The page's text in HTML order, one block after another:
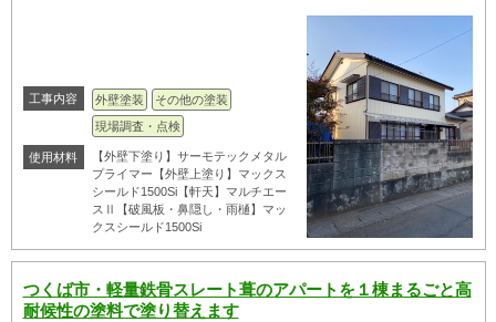
工事内容 外壁塗装
その他の塗装
現場調査・点検
使用材料
【外壁下塗り】サーモテックメタル
プライマー【外壁上塗り】マックス
シールド1500Si【軒天】マルチエー
スⅡ【破風板・鼻隠し・雨樋】マッ
クスシールド1500Si
つくば市・軽量鉄骨スレート葺のアパートを１棟まるごと高
耐候性の塗料で塗り替えます